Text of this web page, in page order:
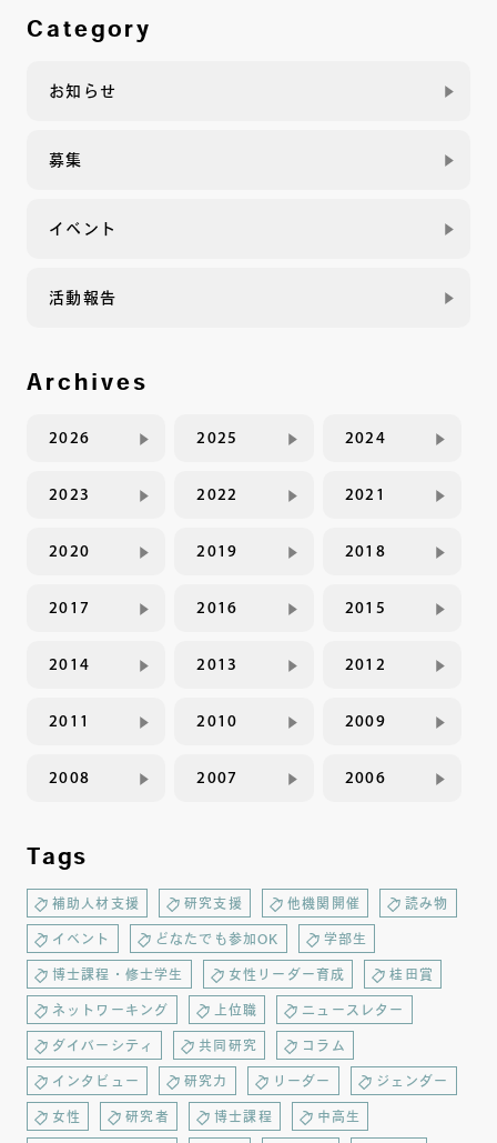
Category
お知らせ
募集
イベント
活動報告
Archives
2026 2025 2024
2023 2022 2021
2020 2019 2018
2017 2016 2015
2014 2013 2012
2011 2010 2009
2008 2007 2006
Tags
補助人材支援 研究支援 他機関開催 読み物
イベント どなたでも参加OK 学部生
博士課程・修士学生 女性リーダー育成 桂田賞
ネットワーキング 上位職 ニュースレター
ダイバーシティ 共同研究 コラム
インタビュー 研究力 リーダー ジェンダー
女性 研究者 博士課程 中高生